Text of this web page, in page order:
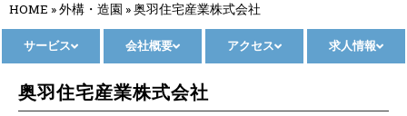
HOME »外構・造園 »奥羽住宅産業株式会社
サービス 会社概要 アクセス 求人情報
奥羽住宅産業株式会社